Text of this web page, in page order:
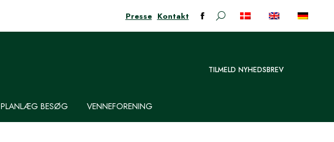
Presse Kontakt
Facebook-
Søge:
TILMELD NYHEDSBREV
PLANLÆG BESØG VENNEFORENING